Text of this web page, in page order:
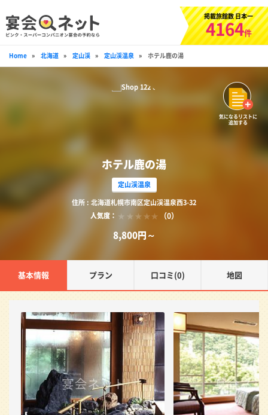
掲載旅館数 日本一
4164件
Home » 北海道 » 定山渓 » 定山渓温泉 » ホテル鹿の湯
ホテル鹿の湯
定山渓温泉
住所 : 北海道札幌市南区定山渓温泉西3-32
人気度：
（0）
8,800円～
気になるリストに
追加する
基本情報 プラン 口コミ(0) 地図